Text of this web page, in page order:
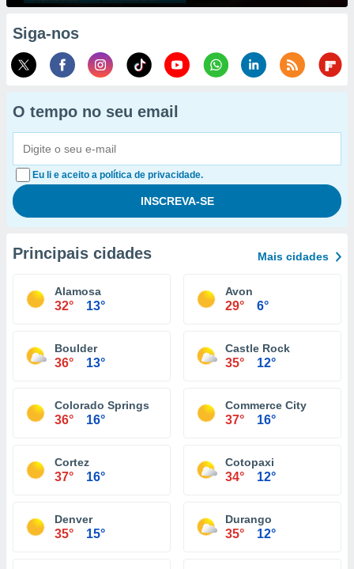
Siga-nos
O tempo no seu email
Eu li e aceito a política de privacidade.
Principais cidades Mais cidades
Alamosa
32° 13°
Avon
29° 6°
Boulder
36° 13°
Castle Rock
35° 12°
Colorado Springs
36° 16°
Commerce City
37° 16°
Cortez
37° 16°
Cotopaxi
34° 12°
Denver
35° 15°
Durango
35° 12°